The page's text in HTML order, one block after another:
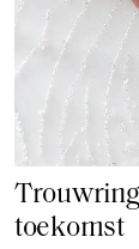
toekomst